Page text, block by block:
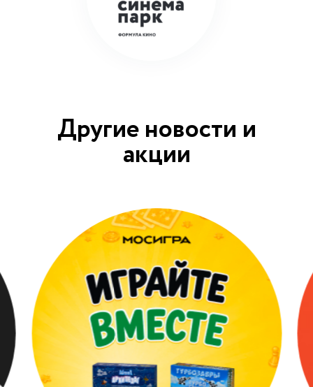
Другие новости и
акции